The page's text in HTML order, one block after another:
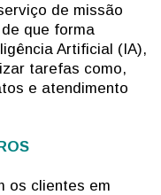
de missão
que forma
Artificial (IA),
tarefas como,
e atendimento
os clientes em